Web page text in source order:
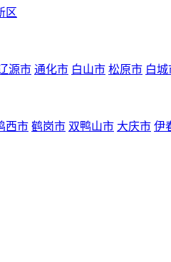
区
源市 通化市 白山市 松原市 白城
西市 鹤岗市 双鸭山市 大庆市 伊